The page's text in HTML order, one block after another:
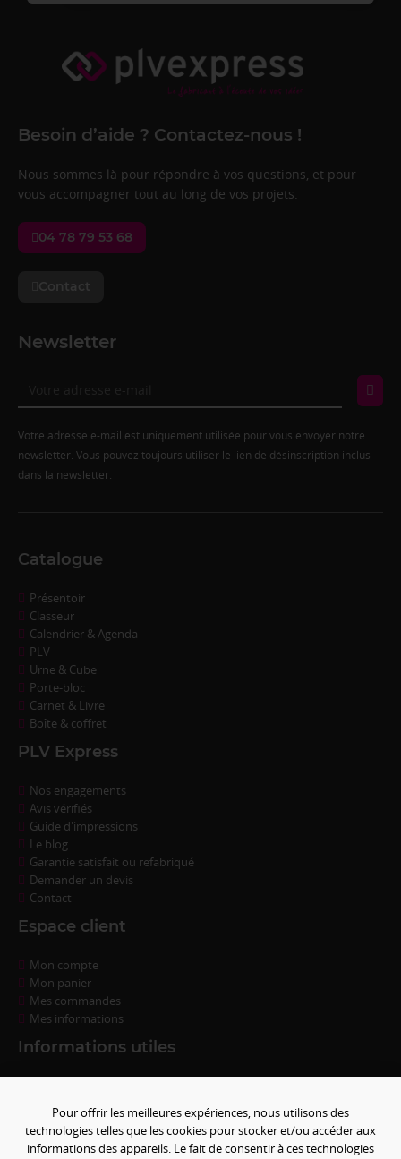
Besoin d’aide ? Contactez-nous !
Nous sommes là pour répondre à vos questions, et pour
vous accompagner tout au long de vos projets.
04 78 79 53 68
Contact
Newsletter
Votre adresse e-mail est uniquement utilisée pour vous envoyer notre
newsletter. Vous pouvez toujours utiliser le lien de désinscription inclus
dans la newsletter.
Catalogue
Présentoir
Classeur
Calendrier & Agenda
PLV
Urne & Cube
Porte-bloc
Carnet & Livre
Boîte & coffret
PLV Express
Nos engagements
Avis vérifiés
Guide d'impressions
Le blog
Garantie satisfait ou refabriqué
Demander un devis
Contact
Espace client
Mon compte
Mon panier
Mes commandes
Mes informations
Informations utiles
Livraison
Conditions générales de ventes
Pour offrir les meilleures expériences, nous utilisons des
technologies telles que les cookies pour stocker et/ou accéder aux
informations des appareils. Le fait de consentir à ces technologies